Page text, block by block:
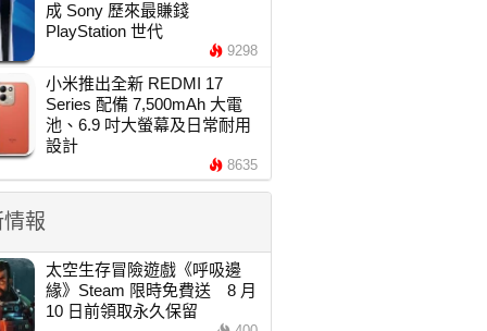
成 Sony 歷來最賺錢
PlayStation 世代
9298
小米推出全新 REDMI 17
Series 配備 7,500mAh 大電
池、6.9 吋大螢幕及日常耐用
設計
8635
報
太空生存冒險遊戲《呼吸邊
緣》Steam 限時免費送 8 月
10 日前領取永久保留